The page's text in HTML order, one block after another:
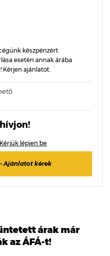
készpénzért
esetén annak árába
Kérjen ajánlatot.
Kérjük lépjen be
Ajánlatot kérek
árak már
az ÁFÁ-t!